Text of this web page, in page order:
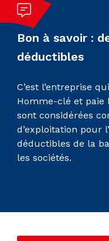
Bon à savoir :
déductibles
C’est l’entreprise
Homme-clé et paie
sont considérées
d’exploitation pour
déductibles de la
les sociétés.